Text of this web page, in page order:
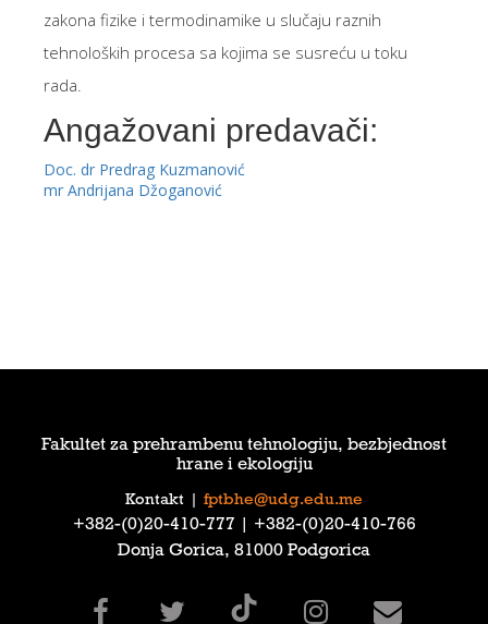
zakona fizike i termodinamike u slučaju raznih
tehnoloških procesa sa kojima se susreću u toku
rada.
Angažovani predavači:
Doc. dr Predrag Kuzmanović
mr Andrijana Džoganović
Fakultet za prehrambenu tehnologiju, bezbjednost
hrane i ekologiju
Kontakt fptbhe@udg.edu.me
‎+382-(0)20-410-777‎ | ‎+382-(0)20-410-766‎
Donja Gorica, 81000 Podgorica